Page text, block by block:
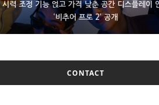
시력 조정 기능 얹고 가격 낮춘 공간 디스플레이
‘비추어 프로 2’ 공개
D램 부족에 10억달러어치 아이폰18 프로세서 패
대기 중
300~400달러 반지형 스피커 준비하는 오픈AI
CONTACT